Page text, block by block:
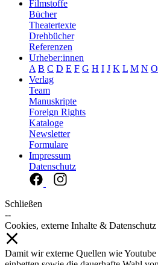
Filmstoffe
Bücher
Theatertexte
Drehbücher
Referenzen
Urheber:innen
A B C D E F G H I J K L M N O
Verlag
Team
Manuskripte
Foreign Rights
Kataloge
Newsletter
Formulare
Impressum
Datenschutz
Schließen
--
Cookies, externe Inhalte & Datenschutz
Damit wir externe Quellen wie